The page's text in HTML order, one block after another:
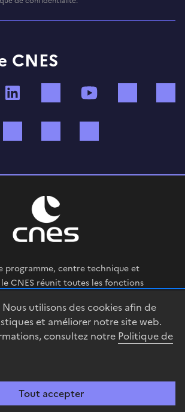
Nous utilisons des cookies afin de
et améliorer notre site web.
consultez notre Politique de
Tout accepter
CNES
TikTok
programme, centre technique et
CNES réunit toutes les fonctions
spatiale.
gouvernement.fr
conforme Mentions légales